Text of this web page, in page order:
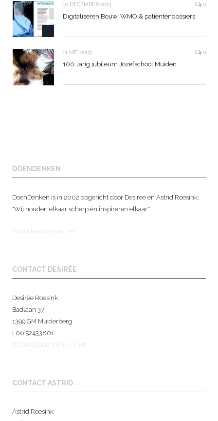
10 DECEMBER 2013 0
Digitaliseren Bouw, WMO & patiëntendossiers
11 MEI 2003 0
100 Jarig jubileum Jozefschool Muiden
DOENDENKEN
DoenDenken is in 2002 opgericht door Desirée en Astrid Roesink:
"Wij houden elkaar scherp én inspireren elkaar."
info@doendenken.net
CONTACT DESIRÉE
Desirée Roesink
Badlaan 37
1399 GM Muiderberg
t 06 52433801
desiree@doendenken.net
CONTACT ASTRID
Astrid Roesink